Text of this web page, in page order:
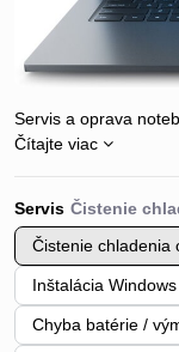
Servis a oprava
Čítajte viac
Servis
Čistenie chladenia
Inštalácia
Chyba batérie /